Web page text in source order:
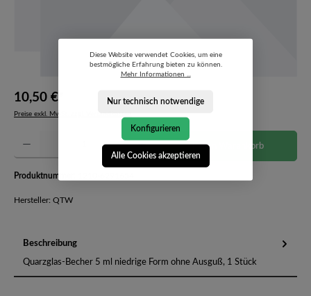
10,50 €*
Preise exkl. MwSt. zzgl. Versandkosten
Produkt Anzahl: Gib den gewünschten Wert ein oder benutze die Schaltflächen um die
In den Warenkorb
Produktnummer:
Hersteller: QTW
Beschreibung
Quarzglas-Becher 5 ml niedrige Form ohne Ausguß, 1 Stück
Diese Website verwendet Cookies, um eine
bestmögliche Erfahrung bieten zu können.
Mehr Informationen ...
Nur technisch notwendige
Konfigurieren
Alle Cookies akzeptieren